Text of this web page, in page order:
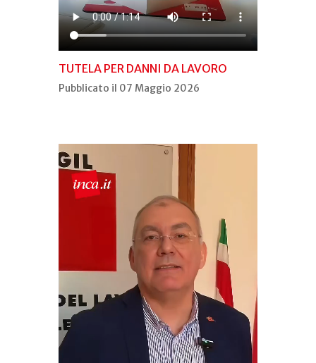
TUTELA PER DANNI DA LAVORO
Pubblicato il 07 Maggio 2026